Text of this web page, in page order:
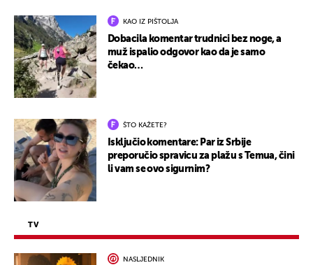
KAO IZ PIŠTOLJA
Dobacila komentar trudnici bez noge, a
muž ispalio odgovor kao da je samo
čekao…
ŠTO KAŽETE?
Isključio komentare: Par iz Srbije
preporučio spravicu za plažu s Temua, čini
li vam se ovo sigurnim?
TV
NASLJEDNIK